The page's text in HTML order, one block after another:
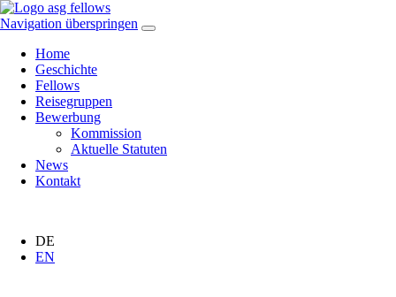
Navigation überspringen
Home
Geschichte
Fellows
Reisegruppen
Bewerbung
Kommission
Aktuelle Statuten
News
Kontakt
DE
EN